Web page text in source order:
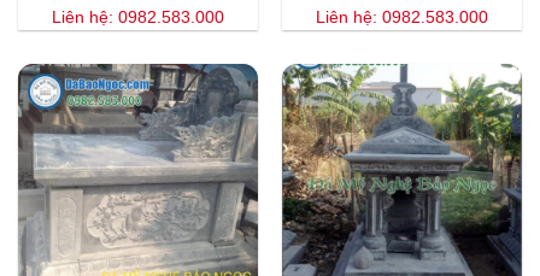
Liên hệ: 0982.583.000 Liên hệ: 0982.583.000